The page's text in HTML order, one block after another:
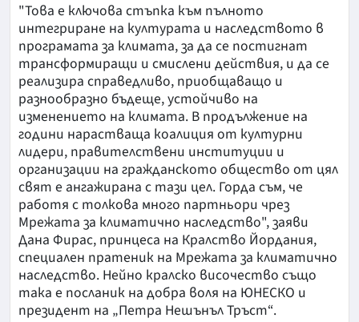
"Това е ключова стъпка към пълното
интегриране на културата и наследството в
програмата за климата, за да се постигнат
трансформиращи и смислени действия, и да се
реализира справедливо, приобщаващо и
разнообразно бъдеще, устойчиво на
изменението на климата. В продължение на
години нарастваща коалиция от културни
лидери, правителствени институции и
организации на гражданското общество от цял
свят е ангажирана с тази цел. Горда съм, че
работя с толкова много партньори чрез
Мрежата за климатично наследство", заяви
Дана Фирас, принцеса на Кралство Йордания,
специален пратеник на Мрежата за климатично
наследство. Нейно кралско височество също
така е посланик на добра воля на ЮНЕСКО и
президент на „Петра Нешънъл Тръст“.